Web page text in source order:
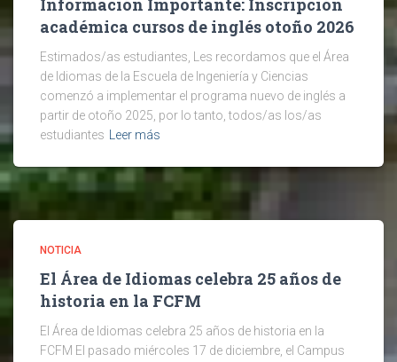
Información Importante: Inscripción
académica cursos de inglés otoño 2026
Estimados/as estudiantes, Les recordamos que el Área
de Idiomas de la Escuela de Ingeniería y Ciencias
comenzó a implementar el programa nuevo de inglés a
partir de otoño 2025, por lo tanto, todos/as los/as
estudiantes Leer más
NOTICIA
El Área de Idiomas celebra 25 años de
historia en la FCFM
El Área de Idiomas celebra 25 años de historia en la
FCFM El pasado miércoles 17 de diciembre, el Campus